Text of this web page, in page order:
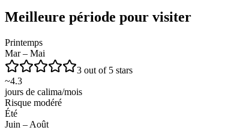
Meilleure période pour visiter
Printemps
Mar – Mai
3 out of 5 stars
~4.3
jours de calima/mois
Risque modéré
Été
Juin – Août